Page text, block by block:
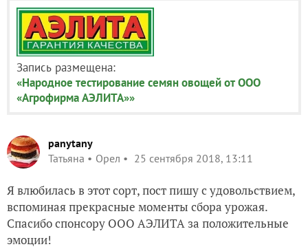
Запись размещена:
«Народное тестирование семян овощей от ООО
«Агрофирма АЭЛИТА»»
panytany
Татьяна
Орел 25 сентября 2018, 13:11
Я влюбилась в этот сорт, пост пишу с удовольствием,
вспоминая прекрасные моменты сбора урожая.
Спасибо спонсору ООО АЭЛИТА за положительные
эмоции!